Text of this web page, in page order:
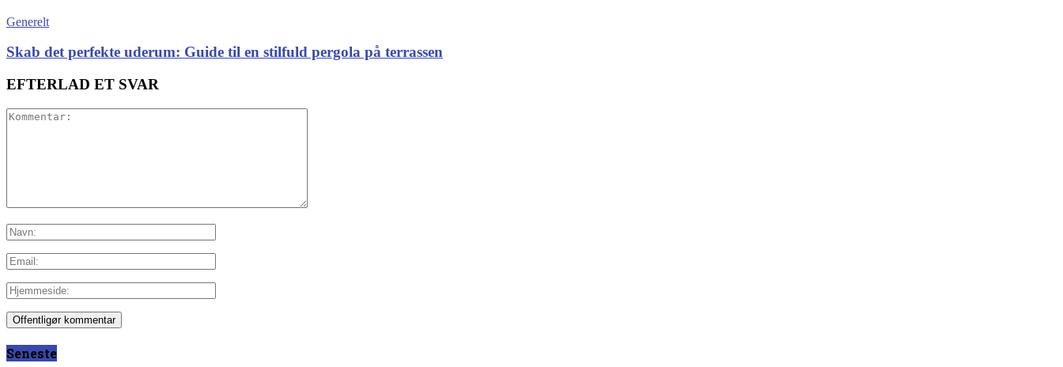
Generelt
Skab det perfekte uderum: Guide til en stilfuld pergola på terrassen
EFTERLAD ET SVAR
Seneste